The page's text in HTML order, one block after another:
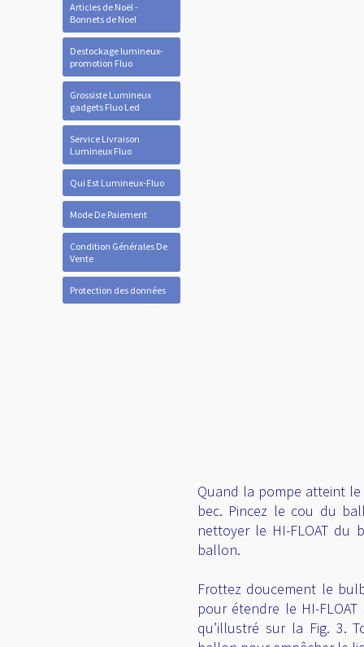
Articles de Noël -
Bonnets de Noel
Destockage lumineux-
promotion Fluo
Grossiste Lumineux
gadgets Fluo Led
Service Livraison
Lumineux Fluo
Qui Est Lumineux-Fluo
Mode De Paiement
Condition Générales De
Vente
Protection des données
Quand la pompe atteint
bec. Pincez le cou du
nettoyer le HI-FLOAT
ballon.
Frottez doucement le
pour étendre le HI-
qu’illustré sur la Fig. 3.